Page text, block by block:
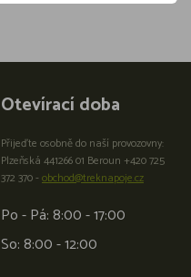
Otevírací doba
Přijeďte osobně do naší provozovny:
Plzeňská 441266 01 Beroun +420 725
372 370 -obchod@treknapoje.cz
Po - Pá: 8:00 - 17:00
So: 8:00 - 12:00